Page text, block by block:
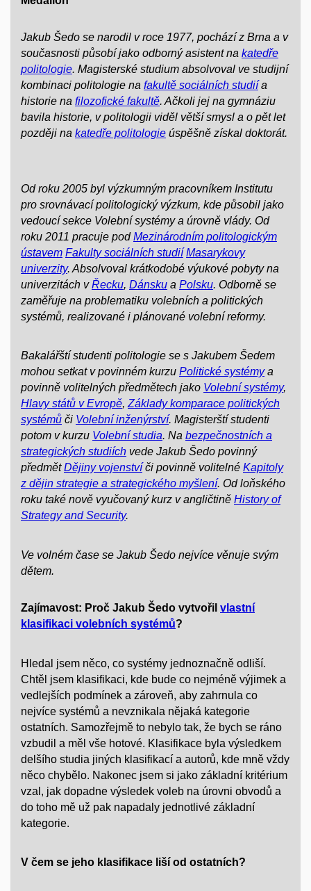
Jakub Šedo se narodil v roce 1977, pochází z Brna a v
současnosti působí jako odborný asistent na katedře
politologie. Magisterské studium absolvoval ve studijní
kombinaci politologie na fakultě sociálních studiía
historie na filozofické fakultě. Ačkoli jej na gymnáziu
bavila historie, v politologii viděl větší smysl a o pět let
později na katedře politologie úspěšně získal doktorát.
Od roku 2005 byl výzkumným pracovníkem Institutu
pro srovnávací politologický výzkum, kde působil jako
vedoucí sekce Volební systémy a úrovně vlády. Od
roku 2011 pracuje podMezinárodním politologickým
ústavem Fakulty sociálních studií Masarykovy
univerzity. Absolvoval krátkodobé výukové pobyty na
univerzitách vŘecku, Dánsku a Polsku. Odborně se
zaměřuje na problematiku volebních a politických
systémů, realizované i plánované volební reformy.
Bakalářští studenti politologie se s Jakubem Šedem
mohou setkat v povinném kurzu Politické systémya
povinně volitelných předmětech jako Volební systémy,
Hlavy států v Evropě, Základy komparace politických
systémů či Volební inženýrství. Magisterští studenti
potom v kurzu Volební studia. Na bezpečnostních a
strategických studiích vede Jakub Šedo povinný
předmětDějiny vojenstvíči povinně volitelné Kapitoly
z dějin strategie a strategického myšlení. Od loňského
roku také nově vyučovaný kurz v angličtině History of
Strategy and Security.
Ve volném čase se Jakub Šedo nejvíce věnuje svým
dětem.
Zajímavost: Proč Jakub Šedo vytvořil vlastní
klasifikaci volebních systémů?
Hledal jsem něco, co systémy jednoznačně odliší.
Chtěl jsem klasifikaci, kde bude co nejméně výjimek a
vedlejších podmínek a zároveň, aby zahrnula co
nejvíce systémů a nevznikala nějaká kategorie
ostatních. Samozřejmě to nebylo tak, že bych se ráno
vzbudil a měl vše hotové. Klasifikace byla výsledkem
delšího studia jiných klasifikací a autorů, kde mně vždy
něco chybělo. Nakonec jsem si jako základní kritérium
vzal, jak dopadne výsledek voleb na úrovni obvodů a
do toho mě už pak napadaly jednotlivé základní
kategorie.
V čem se jeho klasifikace liší od ostatních?